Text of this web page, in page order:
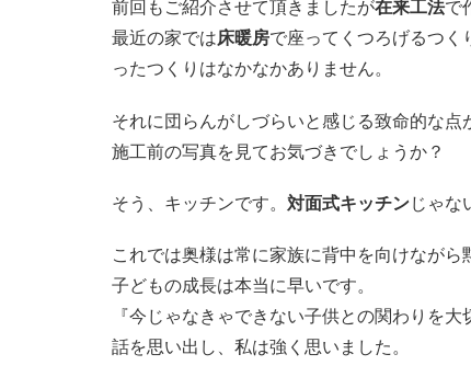
前回もご紹介させて頂きましたが在来工法で
最近の家では床暖房で座ってくつろげるつく
ったつくりはなかなかありません。
それに団らんがしづらいと感じる致命的な点
施工前の写真を見てお気づきでしょうか？
そう、キッチンです。 対面式キッチンじゃな
これでは奥様は常に家族に背中を向けながら
子どもの成長は本当に早いです。
『今じゃなきゃできない子供との関わりを
話を思い出し、私は強く思いました。